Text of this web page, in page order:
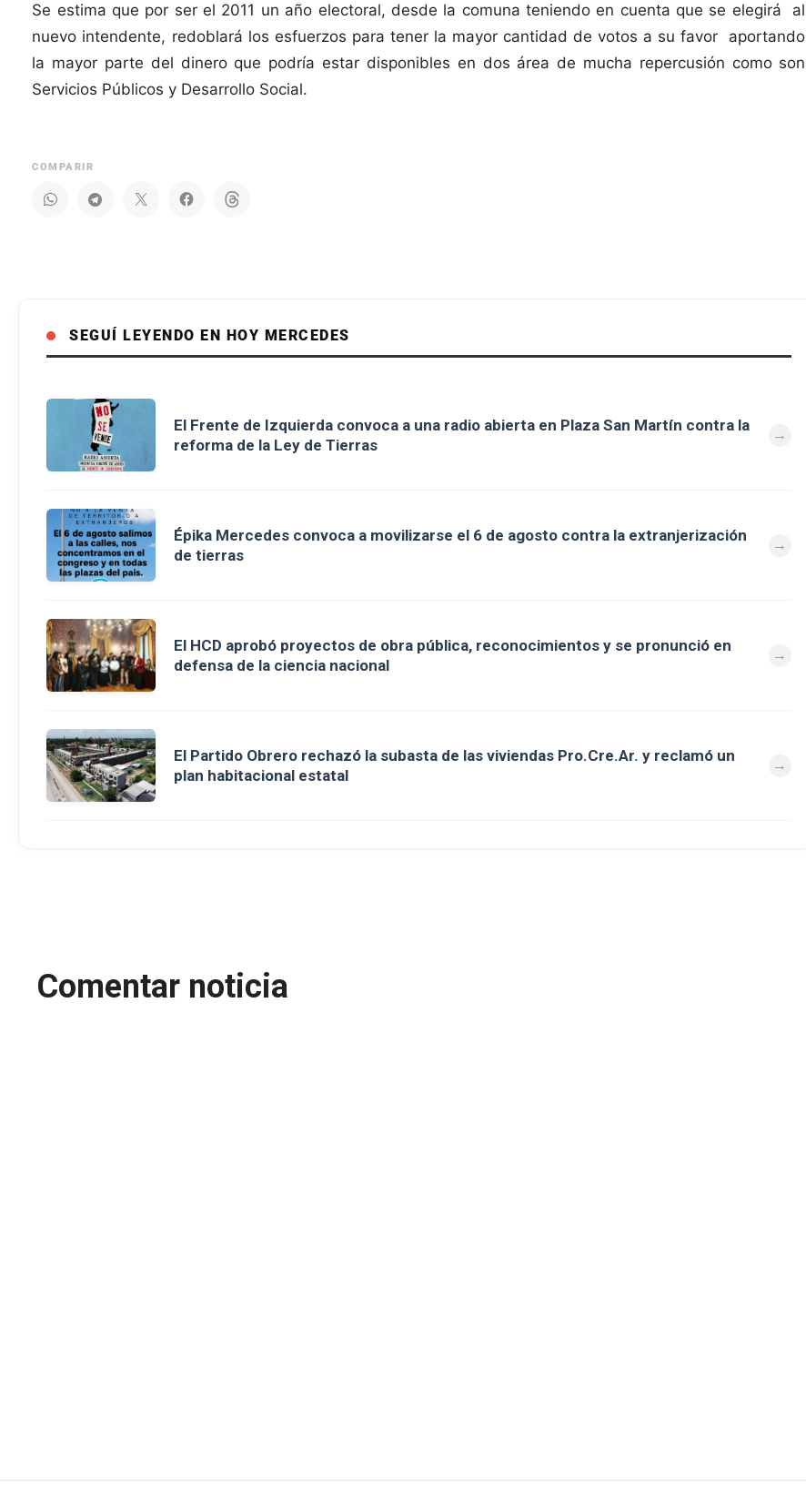
Se estima que por ser el 2011 un año electoral, desde la comuna teniendo en cuenta que se elegirá al
nuevo intendente, redoblará los esfuerzos para tener la mayor cantidad de votos a su favor aportando
la mayor parte del dinero que podría estar disponibles en dos área de mucha repercusión como son
Servicios Públicos y Desarrollo Social.
COMPARIR
SEGUÍ LEYENDO EN HOY MERCEDES
El Frente de Izquierda convoca a una radio abierta en Plaza San Martín contra la
reforma de la Ley de Tierras
Épika Mercedes convoca a movilizarse el 6 de agosto contra la extranjerización
de tierras
El HCD aprobó proyectos de obra pública, reconocimientos y se pronunció en
defensa de la ciencia nacional
El Partido Obrero rechazó la subasta de las viviendas Pro.Cre.Ar. y reclamó un
plan habitacional estatal
Comentar noticia